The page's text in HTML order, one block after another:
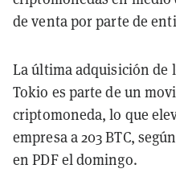
de venta por parte de
La última adquisición de
Tokio es parte de un
criptomoneda, lo que
empresa a 203 BTC,
en PDF el domingo.